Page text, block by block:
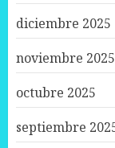
diciembre 2025
noviembre 2025
octubre 2025
septiembre